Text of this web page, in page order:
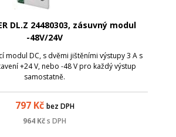
DL.Z 24480303, zásuvný modul
-48V/24V
modul DC, s dvěmi jištěními výstupy 3 A s
+24 V, nebo -48 V pro každý výstup
samostatně.
797Kč bez DPH
964 Kčs DPH